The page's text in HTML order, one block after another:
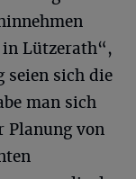
Lützerath“,
seien sich die
man sich
Planung von